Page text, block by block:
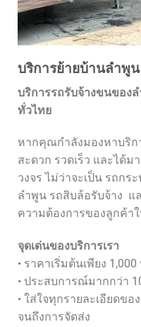
บริการย้ายบ้านลำพูน
บริการรถรับจ้างขนของ
ทั่วไทย
หากคุณกำลังมองหาบริก
สะดวก รวดเร็ว และได้ม
วงจร ไม่ว่าจะเป็น รถกร
ลำพูน รถสิบล้อรับจ้าง แ
ความต้องการของลูกค้า
จุดเด่นของบริการเรา
• ราคาเริ่มต้นเพียง 1,000
• ประสบการณ์มากกว่า
• ใส่ใจทุกรายละเอียดข
จนถึงการจัดส่ง